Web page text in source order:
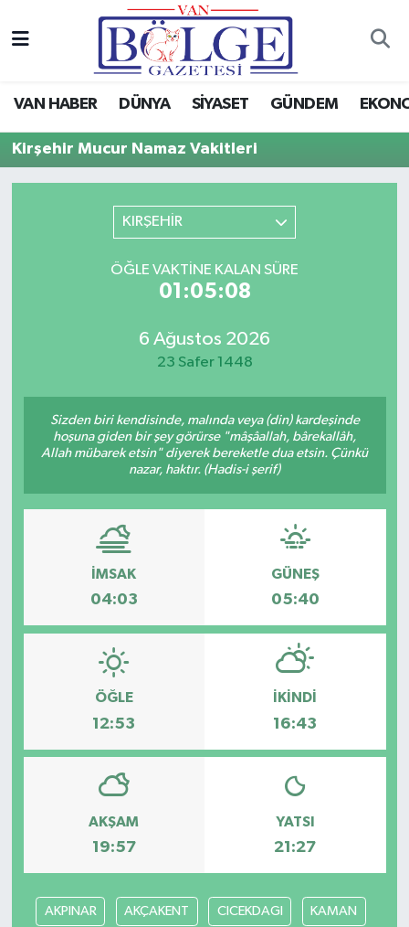
VAN HABER DÜNYA SİYASET GÜNDEM
Kirşehir Mucur Namaz Vakitleri
KIRŞEHİR
ÖĞLE VAKTINE KALAN SÜRE
01:05:08
6 Ağustos 2026
23 Safer 1448
Sizden biri kendisinde, malında veya (din) kardeşinde
hoşuna giden bir şey görürse "mâşâallah, bârekallâh,
Allah mübarek etsin" diyerek bereketle dua etsin. Çünkü
nazar, haktır. (Hadis-i şerif)
İMSAK
04:03
GÜNEŞ
05:40
ÖĞLE
12:53
İKINDI
16:43
AKŞAM
19:57
YATSI
21:27
AKPINAR AKÇAKENT CICEKDAGI KAMAN
Van Haber
Dünya
RESMİ İLANLAR
Hava Durumu
Tüm Manşetler